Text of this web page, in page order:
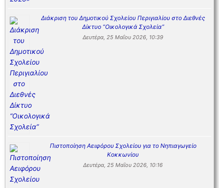
Διάκριση του Δημοτικού Σχολείου Περιγιαλίου στο Διεθνές
Δίκτυο “Οικολογικά Σχολεία”
Δευτέρα, 25 Μαΐου 2026, 10:39
Πιστοποίηση Αειφόρου Σχολείου για το Νηπιαγωγείο
Κοκκωνίου
Δευτέρα, 25 Μαΐου 2026, 10:16